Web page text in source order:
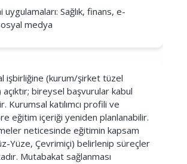
uygulamaları: Sağlık, finans, e-
medya
işbirliğine (kurum/şirket tüzel
bireysel başvurular kabul
Kurumsal katılımcı profili ve
eğitim içeriği yeniden planlanabilir.
neticesinde eğitimin kapsam
Yüze, Çevrimiçi) belirlenip süreçler
Mutabakat sağlanması